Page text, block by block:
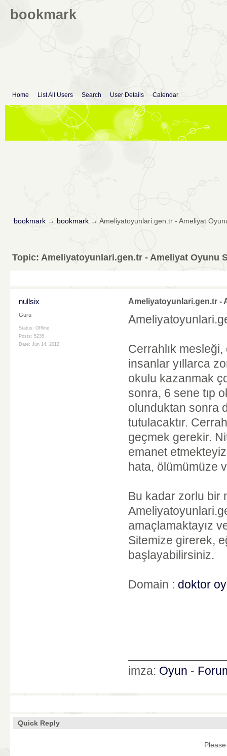
bookmark
Home List All Users Search User Details Calendar
bookmark→ bookmark→ Ameliyatoyunlari.gen.tr - Ameliyat
Topic: Ameliyatoyunlari.gen.tr - Ameliyat Oyunu
nullsix
Guru
Status: Offline
Posts: 5235
Date: Jun 14, 2012
Ameliyatoyunlari.gen.tr -
Cerrahlık
insanlar yıllarca
okulu kazanmak
sonra, 6 sene tıp
olunduktan sonra
tutulacaktır.
geçmek gerekir.
emanet
hata, ölümümüze
Bu kadar zorlu bir
amaçlamaktayız
Sitemize girerek,
başlayabilirsiniz.
Domain : doktor
imza: Oyun -
Quick Reply